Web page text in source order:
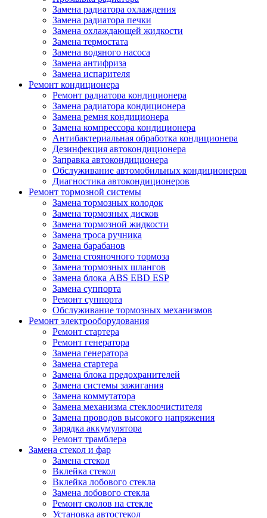
Замена радиатора охлаждения
Замена радиатора печки
Замена охлаждающей жидкости
Замена термостата
Замена водяного насоса
Замена антифриза
Замена испарителя
Ремонт кондиционера
Ремонт радиатора кондиционера
Замена радиатора кондиционера
Замена ремня кондиционера
Замена компрессора кондиционера
Антибактериальная обработка кондиционера
Дезинфекция автокондиционера
Заправка автокондиционера
Обслуживание автомобильных кондиционеров
Диагностика автокондиционеров
Ремонт тормозной системы
Замена тормозных колодок
Замена тормозных дисков
Замена тормозной жидкости
Замена троса ручника
Замена барабанов
Замена стояночного тормоза
Замена тормозных шлангов
Замена блока ABS EBD ESP
Замена суппорта
Ремонт суппорта
Обслуживание тормозных механизмов
Ремонт электрооборудования
Ремонт стартера
Ремонт генератора
Замена генератора
Замена стартера
Замена блока предохранителей
Замена системы зажигания
Замена коммутатора
Замена механизма стеклоочистителя
Замена проводов высокого напряжения
Зарядка аккумулятора
Ремонт трамблера
Замена стекол и фар
Замена стекол
Вклейка стекол
Вклейка лобового стекла
Замена лобового стекла
Ремонт сколов на стекле
Установка автостекол